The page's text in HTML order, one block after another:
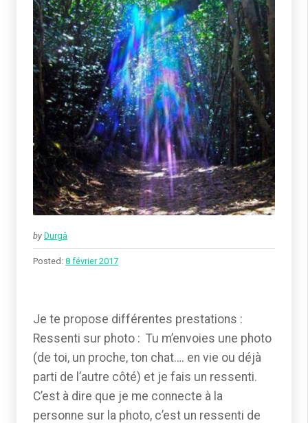
by Durgâ
Posted: 8 février 2017
Je te propose différentes prestations :
Ressenti sur photo : Tu m’envoies une photo
(de toi, un proche, ton chat…. en vie ou déjà
parti de l’autre côté) et je fais un ressenti.
C’est à dire que je me connecte à la
personne sur la photo, c’est un ressenti de